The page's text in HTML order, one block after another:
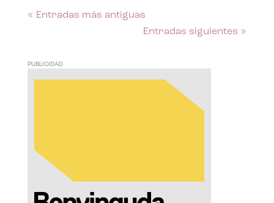
« Entradas más antiguas
Entradas siguientes »
PUBLICIDAD